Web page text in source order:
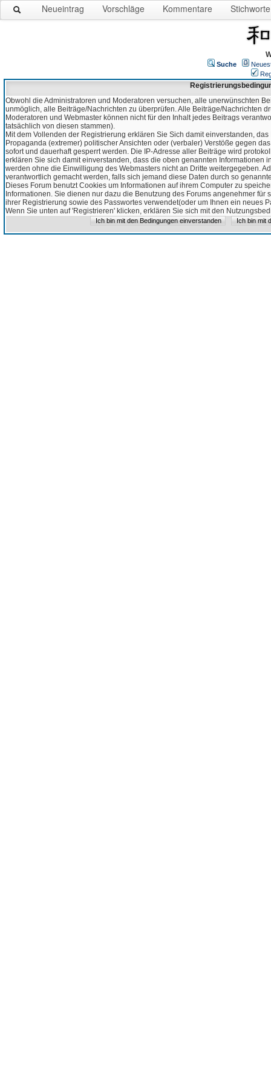
Neueintrag Vorschläge Kommentare Stichworte
Suche
Obwohl die Administratoren und Moderatoren versuchen, alle unerwünschten
unmöglich, alle Beiträge/Nachrichten zu überprüfen. Alle Beiträge/Nachrichten
Moderatoren und Webmaster können nicht für den Inhalt jedes Beitrags
tatsächlich von diesen stammen).
Mit dem Vollenden der Registrierung erklären Sie Sich damit einverstanden,
Propaganda (extremer) politischer Ansichten oder (verbaler) Verstöße gegen
sofort und dauerhaft gesperrt werden. Die IP-Adresse aller Beiträge wird
erklären Sie sich damit einverstanden, dass die oben genannten Informationen
werden ohne die Einwilligung des Webmasters nicht an Dritte weitergegeben.
verantwortlich gemacht werden, falls sich jemand diese Daten durch so
Dieses Forum benutzt Cookies um Informationen auf ihrem Computer zu
Informationen. Sie dienen nur dazu die Benutzung des Forums angenehmer
ihrer Registrierung sowie des Passwortes verwendet(oder um Ihnen ein neues
Wenn Sie unten auf 'Registrieren' klicken, erklären Sie sich mit den